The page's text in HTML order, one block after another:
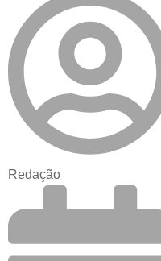
Redação